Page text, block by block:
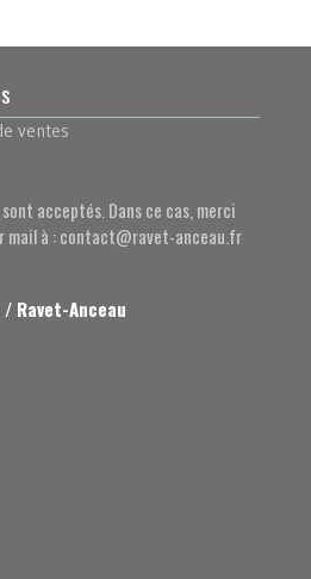
ventes
acceptés. Dans ce cas, merci
mail à : contact@ravet-anceau.fr
Ravet-Anceau